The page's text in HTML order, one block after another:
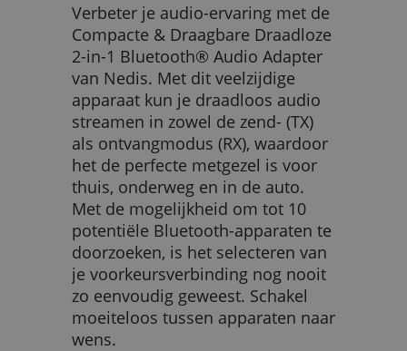
Verbeter je audio-ervaring met de
Compacte & Draagbare Draadloze
2-in-1 Bluetooth® Audio Adapter
van Nedis. Met dit veelzijdige
apparaat kun je draadloos audio
streamen in zowel de zend- (TX)
als ontvangmodus (RX), waardoor
het de perfecte metgezel is voor
thuis, onderweg en in de auto.
Met de mogelijkheid om tot 10
potentiële Bluetooth-apparaten te
doorzoeken, is het selecteren van
je voorkeursverbinding nog nooit
zo eenvoudig geweest. Schakel
moeiteloos tussen apparaten naar
wens.